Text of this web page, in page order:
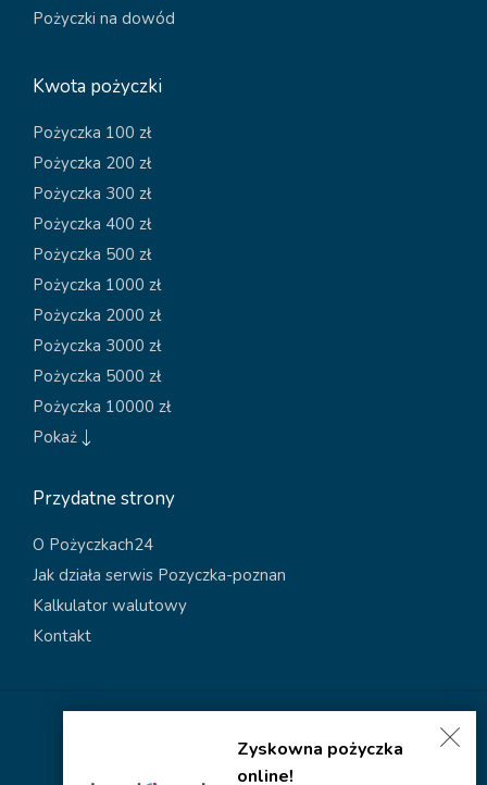
Zyskowna pożyczka
online!
Pożyczki na dowód
Kwota pożyczki
Pożyczka 100 zł
Pożyczka 200 zł
Pożyczka 300 zł
Pożyczka 400 zł
Pożyczka 500 zł
Pożyczka 1000 zł
Pożyczka 2000 zł
Pożyczka 3000 zł
Pożyczka 5000 zł
Pożyczka 10000 zł
Pokaż
Przydatne strony
O Pożyczkach24
Jak działa serwis Pozyczka-poznan
Kalkulator walutowy
Kontakt
Polityka prywatności